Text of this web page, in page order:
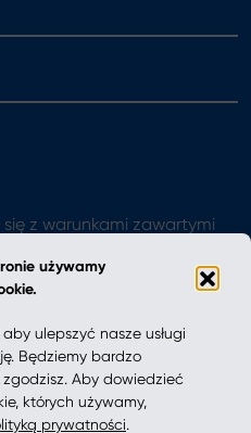
używamy
ulepszyć nasze usługi
Będziemy bardzo
Aby dowiedzieć
których używamy,
prywatności.
z warunkami zawartymi
Aktualności